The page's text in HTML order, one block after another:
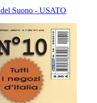
Suono - USATO